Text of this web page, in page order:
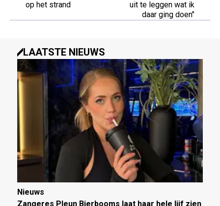
op het strand
uit te leggen wat ik
daar ging doen"
LAATSTE NIEUWS
Nieuws
Zangeres Pleun Bierbooms laat haar hele lijf zien